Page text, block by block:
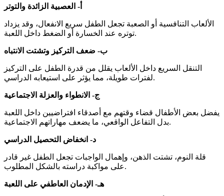
أ- العصبية الزائدة والتوتر
الألعاب التنافسية أو الصعبة تجعل الطفل سريع الانفعال، وقد يزداد
توتره عند الخسارة أو الضغط داخل اللعبة.
ب- ضعف التركيز وتشتت الانتباه
التنقل السريع داخل الألعاب يقلل من قدرة الطفل على التركيز
لفترات طويلة، مما يؤثر على استيعابه الدراسي.
ج- الانطواء والعزلة الاجتماعية
يفضل بعض الأطفال قضاء وقتهم مع أصدقاء افتراضيين داخل اللعبة
بدل التفاعل الواقعي، ما يضعف مهاراتهم الاجتماعية.
د- انخفاض التحصيل الدراسي
قلة النوم، تشتت الذهن، وإهمال الواجبات تجعل الطفل غير قادر
على مواكبة دراسته بالشكل المطلوب.
هـ- الإدمان العاطفي على اللعبة